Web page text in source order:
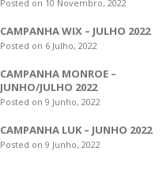
Posted on 10 Novembro, 2022
CAMPANHA WIX – JULHO 2022
Posted on 6 Julho, 2022
CAMPANHA MONROE –
JUNHO/JULHO 2022
Posted on 9 Junho, 2022
CAMPANHA LUK – JUNHO 2022
Posted on 9 Junho, 2022